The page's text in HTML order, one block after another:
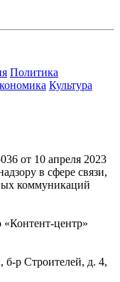
Политика
Культура
от 10 апреля 2023
в сфере связи,
коммуникаций
центр»
б-р Строителей, д. 4,